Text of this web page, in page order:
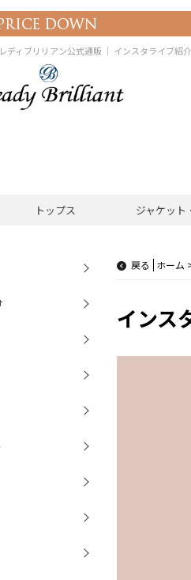
ィブリリアン公式通販 ｜ インスタライブ紹
トップス ジャケット
戻る
インス